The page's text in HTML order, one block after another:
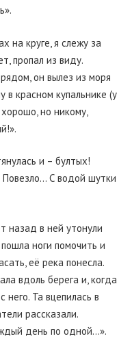
на круге, я слежу за
пропал из виду.
он вылез из моря
в красном купальнике (у
но никому,
и – бултых!
С водой шутки
назад в ней утонули
ноги помочить и
её река понесла.
вдоль берега и, когда
него. Та вцепилась в
рассказали.
день по одной…».